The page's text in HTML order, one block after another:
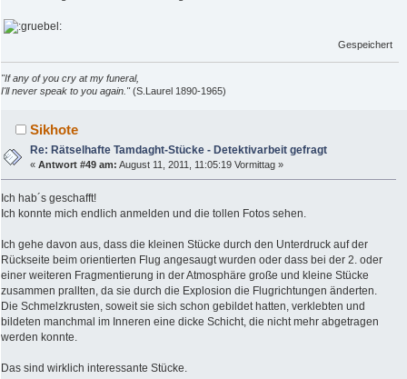
Gespeichert
"If any of you cry at my funeral,
I'll never speak to you again."(S.Laurel 1890-1965)
Sikhote
Re: Rätselhafte Tamdaght-Stücke - Detektivarbeit gefragt
«Antwort #49 am: August 11, 2011, 11:05:19 Vormittag »
Ich hab´s geschafft!
Ich konnte mich endlich anmelden und die tollen Fotos sehen.
Ich gehe davon aus, dass die kleinen Stücke durch den Unterdruck auf der
Rückseite beim orientierten Flug angesaugt wurden oder dass bei der 2. oder
einer weiteren Fragmentierung in der Atmosphäre große und kleine Stücke
zusammen prallten, da sie durch die Explosion die Flugrichtungen änderten.
Die Schmelzkrusten, soweit sie sich schon gebildet hatten, verklebten und
bildeten manchmal im Inneren eine dicke Schicht, die nicht mehr abgetragen
werden konnte.
Das sind wirklich interessante Stücke.